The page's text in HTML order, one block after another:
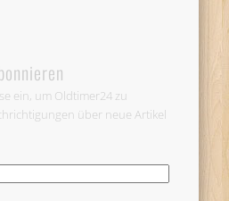
ein, um Oldtimer24 zu
über neue Artikel